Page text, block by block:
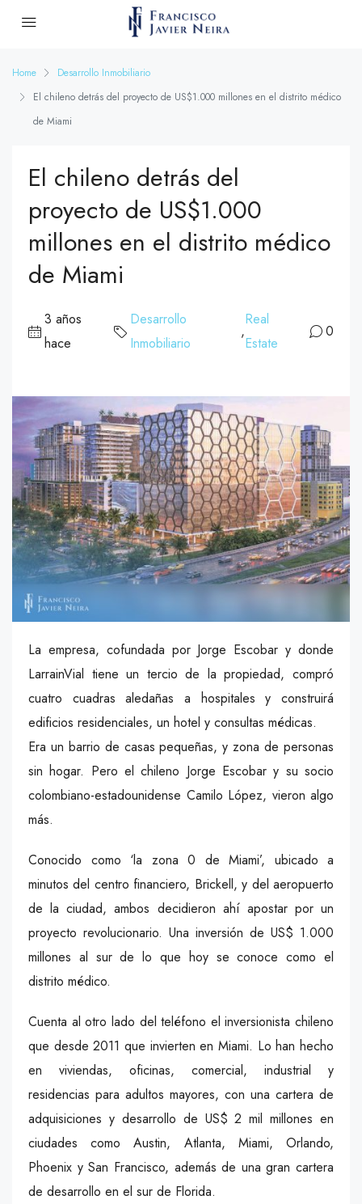
Home
Desarrollo Inmobiliario
El chileno detrás del proyecto de US$1.000 millones en el distrito médico
de Miami
El chileno detrás del
proyecto de US$1.000
millones en el distrito médico
de Miami
3 años
hace
Desarrollo
Inmobiliario
,
Real
Estate
0
La empresa, cofundada por Jorge Escobar y donde
LarrainVial tiene un tercio de la propiedad, compró
cuatro cuadras aledañas a hospitales y construirá
edificios residenciales, un hotel y consultas médicas.
Era un barrio de casas pequeñas, y zona de personas
sin hogar. Pero el chileno Jorge Escobar y su socio
colombiano-estadounidense Camilo López, vieron algo
más.
Conocido como ‘la zona 0 de Miami’, ubicado a
minutos del centro financiero, Brickell, y del aeropuerto
de la ciudad, ambos decidieron ahí apostar por un
proyecto revolucionario. Una inversión de US$ 1.000
millones al sur de lo que hoy se conoce como el
distrito médico.
Cuenta al otro lado del teléfono el inversionista chileno
que desde 2011 que invierten en Miami. Lo han hecho
en viviendas, oficinas, comercial, industrial y
residencias para adultos mayores, con una cartera de
adquisiciones y desarrollo de US$ 2 mil millones en
ciudades como Austin, Atlanta, Miami, Orlando,
Phoenix y San Francisco, además de una gran cartera
de desarrollo en el sur de Florida.